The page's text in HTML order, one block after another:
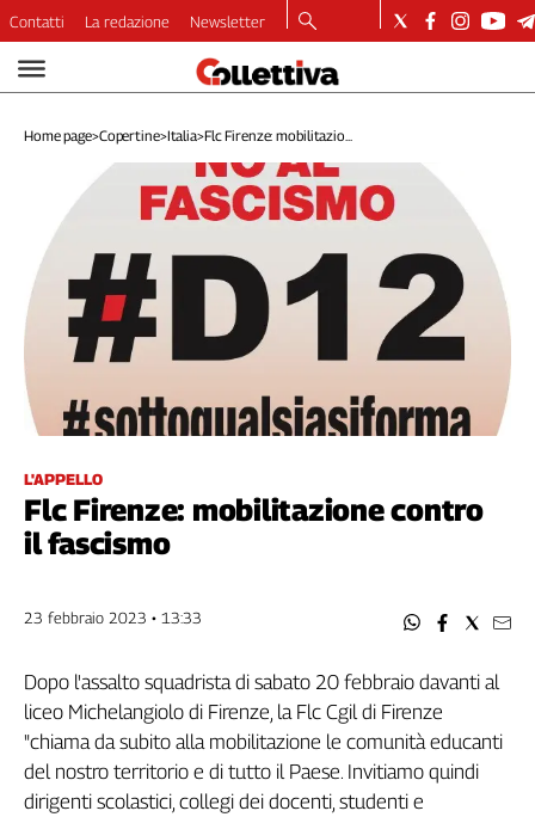
Video
Dirette
Copertine
Economia
Lavoro
Ambiente
Diritti
Italia
Internazionale
Categorie
Filcams
Fillea
Fiom
Fisac
Flai
Flc
Fp
Contatti La redazione Newsletter
Home page>Copertine>Italia>Flc Firenze: mobilitazio...
L'APPELLO
Flc Firenze: mobilitazione contro
il fascismo
23 febbraio 2023 • 13:33
Dopo l'assalto squadrista di sabato 20 febbraio davanti al
liceo Michelangiolo di Firenze, la Flc Cgil di Firenze
"chiama da subito alla mobilitazione le comunità educanti
del nostro territorio e di tutto il Paese. Invitiamo quindi
dirigenti scolastici, collegi dei docenti, studenti e